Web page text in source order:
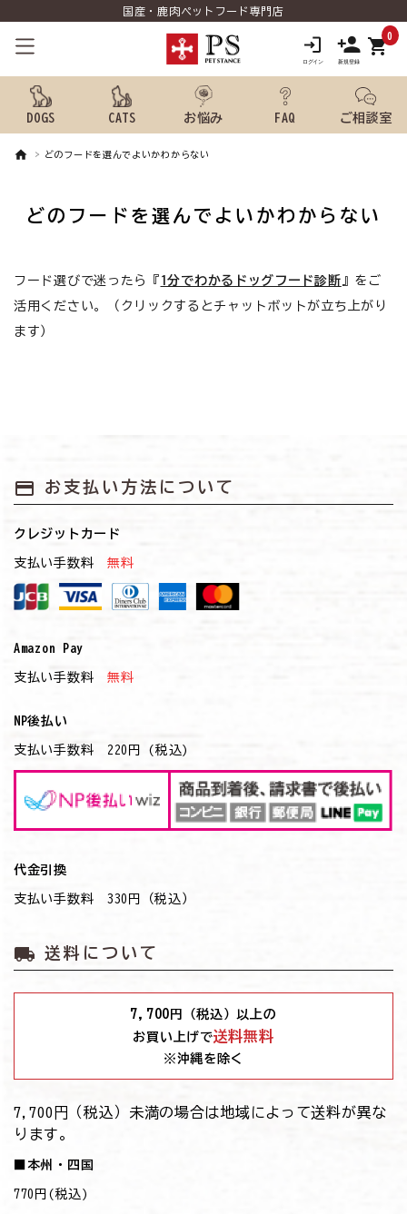
国産・鹿肉ペットフード専門店
shopping_cart0
DOGS CATS お悩み FAQ ご相談室
meeting_room ログイン person 新規会員登録
犬用品から探す
ご相談室
プライバシーポリシー
特定商取引法について
どのフードを選んでよいかわからない
どのフードを選んでよいかわからない
フード選びで迷ったら『 1分でわかるドッグフード診断 』をご
活用ください。（クリックするとチャットボットが立ち上がり
ます）
payment お支払い方法について
クレジットカード
支払い手数料 無料
Amazon Pay
支払い手数料 無料
NP後払い
支払い手数料 220円 (税込)
代金引換
支払い手数料 330円（税込）
local_shipping 送料について
7,700 円（税込）以上の
お買い上げで送料無料
※沖縄を除く
7,700円（税込）未満の場合は地域によって送料が異な
ります。
■本州・四国
770円(税込)